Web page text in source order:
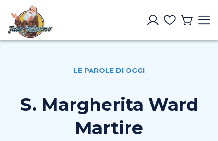
LE PAROLE DI OGGI
S. Margherita Ward
Martire